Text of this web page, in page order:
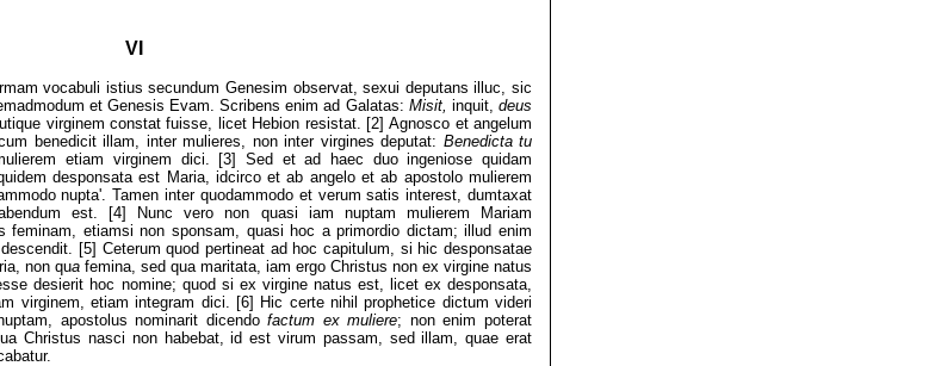
VI
vocabuli istius secundum Genesim observat, sexui deputans illuc, sic
et Genesis Evam. Scribens enim ad Galatas: Misit, inquit,deus
virginem constat fuisse, licet Hebion resistat. [2] Agnosco et angelum
benedicit illam, inter mulieres, non inter virgines deputat: Benedicta tu
etiam virginem dici. [3] Sed et ad haec duo ingeniose quidam
desponsata est Maria, idcirco et ab angelo et ab apostolo mulierem
nupta'. Tamen inter quodammodo et verum satis interest, dumtaxat
est. [4] Nunc vero non quasi iam nuptam mulierem Mariam
feminam, etiamsi non sponsam, quasi hoc a primordio dictam; illud enim
[5] Ceterum quod pertineat ad hoc capitulum, si hic desponsatae
non qua femina, sed qua maritata, iam ergo Christus non ex virgine natus
desierit hoc nomine; quod si ex virgine natus est, licet ex desponsata,
virginem, etiam integram dici. [6] Hic certe nihil prophetice dictum videri
apostolus nominarit dicendofactum ex muliere; non enim poterat
Christus nasci non habebat, id est virum passam, sed illam, quae erat